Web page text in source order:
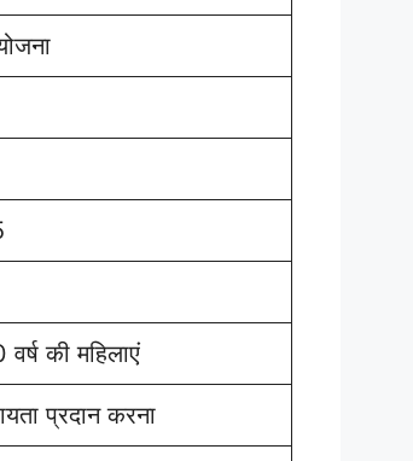
की महिलाएं
प्रदान करना